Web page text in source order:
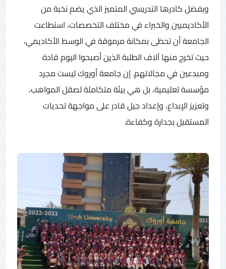
وبفضل كادرها التدريسي المتميز الذي يضم نخبة من
الأكاديميين والخبراء في مختلف التخصصات، استطاعت
الجامعة أن تحظى بمكانة مرموقة في الوسط الأكاديمي،
حيث تخرج منها آلاف الطلبة الذين أصبحوا اليوم قادة
ومبدعين في مجالاتهم. إن جامعة أوروك ليست مجرد
مؤسسة تعليمية، بل هي بيئة متكاملة لصقل المواهب،
وتعزيز الإبداع، وإعداد جيل قادر على مواجهة تحديات
المستقبل بجدارة وكفاءة.